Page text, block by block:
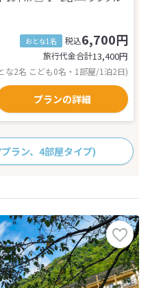
おとな1名 税込6,700円
旅行代金合計13,400円
な2名 こども0名・1部屋/1泊2日)
プランの詳細
ラン、4部屋タイプ)